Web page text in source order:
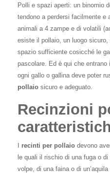
Polli e spazi aperti: un binomio
tendono a perdersi facilmente e
animali a 4 zampe e di volatili
esiste il pollaio, un luogo
spazio sufficiente cosicché le
pascolare. Ed è qui che
ogni gallo o gallina deve poter
pollaio sicuro e adeguato.
Recinzioni
recinti per pollaio devono
le quali il rischio di una fuga o
volpe, di una faina o di